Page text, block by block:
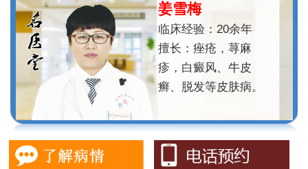
姜雪梅
临床经验：20余年
擅长：痤疮，荨麻
疹，白癜风、牛皮
癣、脱发等皮肤病。